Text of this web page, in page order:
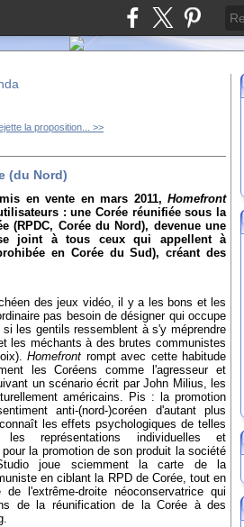
la proposition... >>
(du Nord)
en vente en mars 2011, Homefront
: une Corée réunifiée sous la
(RPDC, Corée du Nord), devenue une
se joint à tous ceux qui appellent à
en Corée du Sud), créant des
des jeux vidéo, il y a les bons et les
pas besoin de désigner qui occupe
les gentils ressemblent à s'y méprendre
les méchants à des brutes communistes
Homefront rompt avec cette habitude
les Coréens comme l'agresseur et
un scénario écrit par John Milius, les
américains. Pis : la promotion
anti-(nord-)coréen d'autant plus
les effets psychologiques de telles
les représentations individuelles et
la promotion de son produit la société
joue sciemment la carte de la
en ciblant la RPD de Corée, tout en
de l'extrême-droite néoconservatrice qui
de la réunification de la Corée à des